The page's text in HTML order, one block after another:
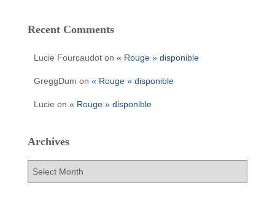
Recent Comments
Lucie Fourcaudot on « Rouge » disponible
GreggDum on « Rouge » disponible
Lucie on « Rouge » disponible
Archives